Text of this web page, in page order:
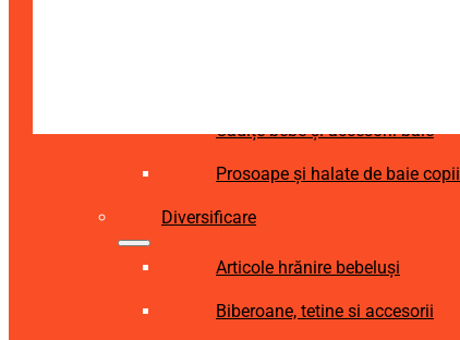
Cădițe bebe și accesorii baie
Prosoape și halate de baie copii
Diversificare
Articole hrănire bebeluși
Biberoane, tetine si accesorii